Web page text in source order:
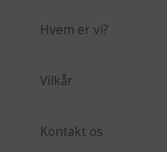
Hvem er vi?
Vilkår
Kontakt os